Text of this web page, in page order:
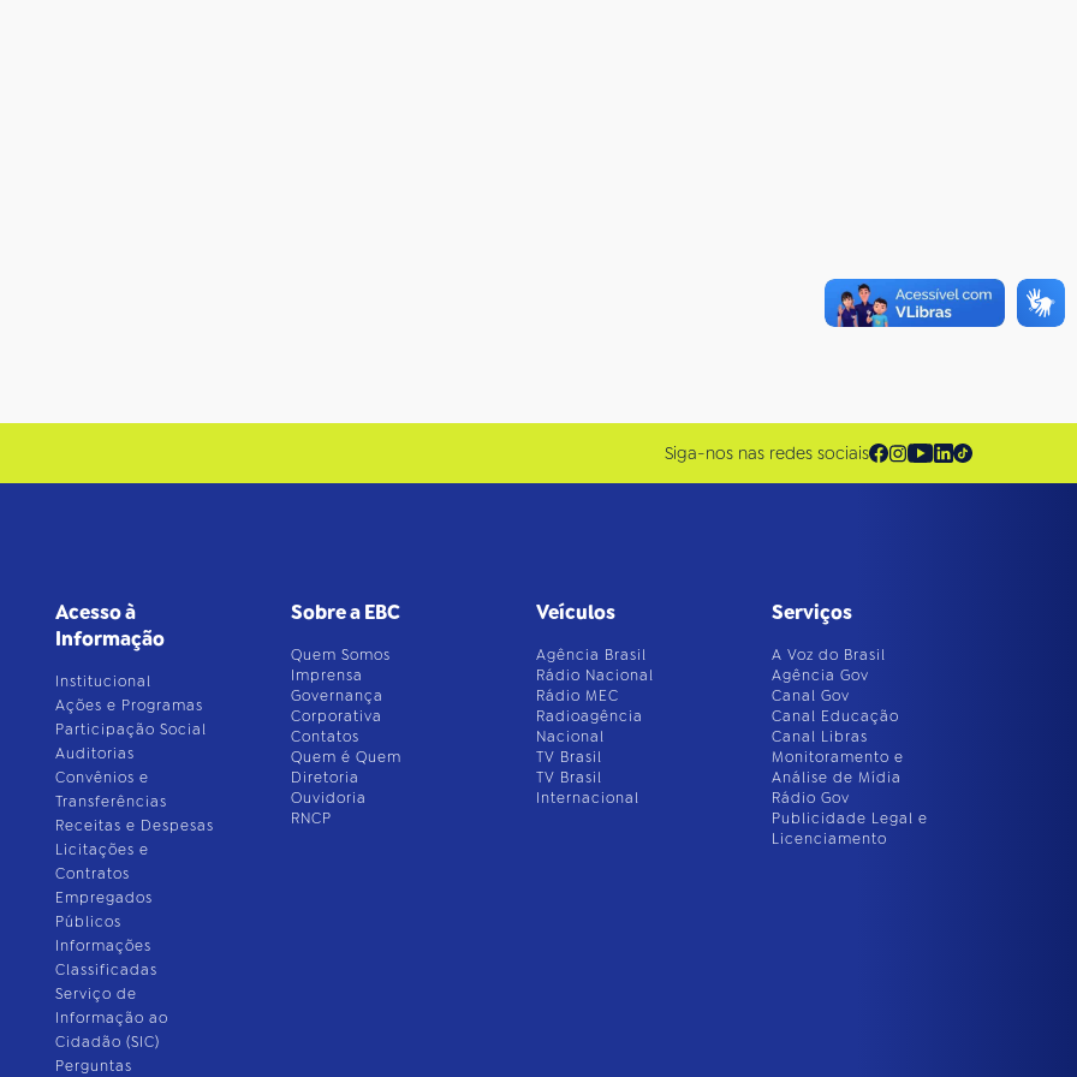
Siga-nos nas redes sociais
Acesso à
Informação
Institucional
Ações e Programas
Participação Social
Auditorias
Convênios e
Transferências
Receitas e Despesas
Licitações e
Contratos
Empregados
Públicos
Informações
Classificadas
Serviço de
Informação ao
Cidadão (SIC)
Perguntas
Sobre a EBC
Quem Somos
Imprensa
Governança
Corporativa
Contatos
Quem é Quem
Diretoria
Ouvidoria
RNCP
Veículos
Agência Brasil
Rádio Nacional
Rádio MEC
Radioagência
Nacional
TV Brasil
TV Brasil
Internacional
Serviços
A Voz do Brasil
Agência Gov
Canal Gov
Canal Educação
Canal Libras
Monitoramento e
Análise de Mídia
Rádio Gov
Publicidade Legal e
Licenciamento